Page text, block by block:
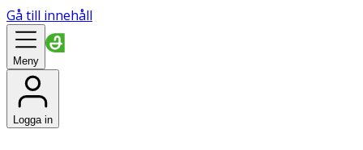
Gå till innehåll
Meny
Logga in